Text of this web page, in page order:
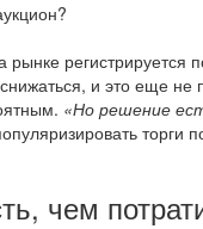
регистрируется
и это еще не
«Но решение
торги
чем